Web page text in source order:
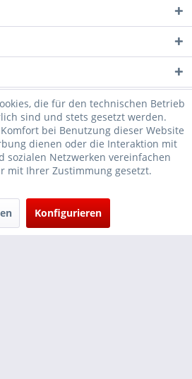
Gewerbetreibende, Freiberufler und
daher verstehen sich alle Preise zzgl.
anders beschrieben
die für den technischen Betrieb
sind und stets gesetzt werden.
bei Benutzung dieser Website
dienen oder die Interaktion mit
sozialen Netzwerken vereinfachen
mit Ihrer Zustimmung gesetzt.
Konfigurieren